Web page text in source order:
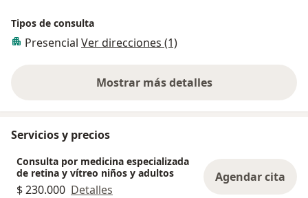
Sociedad Colombiana de Oftalmología y de la
Asociación Colombiana de Retina y Vítreo.
Tipos de consulta
Presencial Ver direcciones (1)
Mostrar más detalles
sobre la experiencia
Servicios y precios
Consulta por medicina especializada
de retina y vítreo niños y adultos
$ 230.000 Detalles
Agendar cita